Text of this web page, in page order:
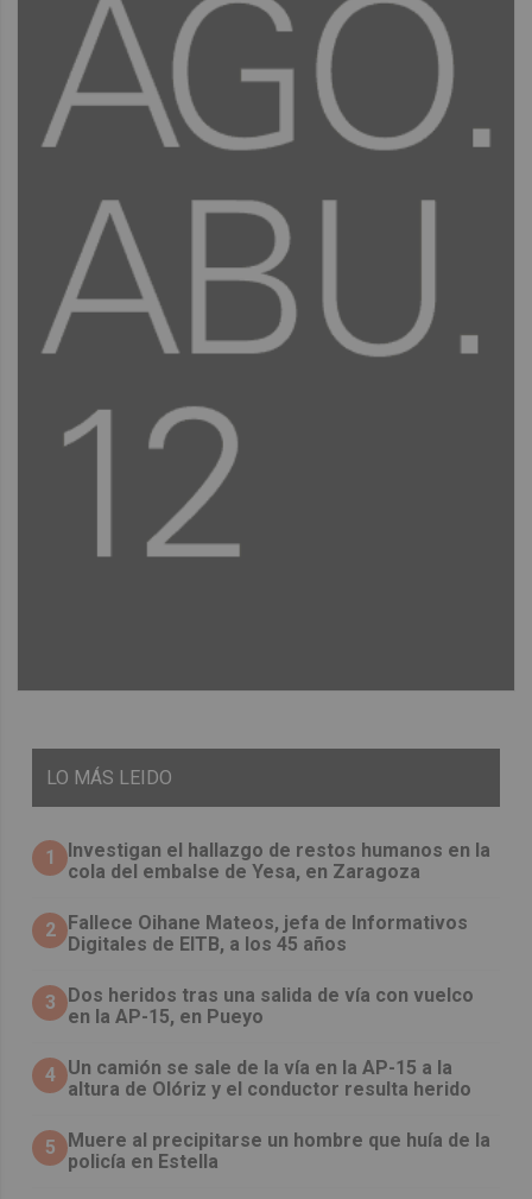
LO MÁS LEIDO
1
Investigan el hallazgo de restos humanos en la
cola del embalse de Yesa, en Zaragoza
2 Fallece Oihane Mateos, jefa de Informativos
Digitales de EITB, a los 45 años
3
Dos heridos tras una salida de vía con vuelco
en la AP-15, en Pueyo
4 Un camión se sale de la vía en la AP-15 a la
altura de Olóriz y el conductor resulta herido
5
Muere al precipitarse un hombre que huía de la
policía en Estella